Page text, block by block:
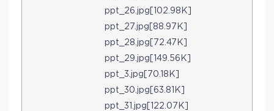
ppt_26.jpg[102.98K]
ppt_27.jpg[88.97K]
ppt_28.jpg[72.47K]
ppt_29.jpg[149.56K]
ppt_3.jpg[70.18K]
ppt_30.jpg[63.81K]
ppt_31.jpg[122.07K]